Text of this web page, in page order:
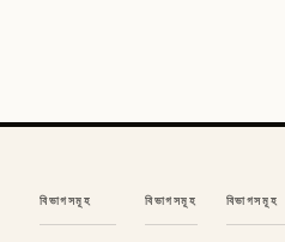
বিভাগসমূহ বিভাগসমূহ বিভাগসমূহ